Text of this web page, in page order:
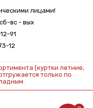
лицами!
- вых
91
12
(куртки летние,
только по